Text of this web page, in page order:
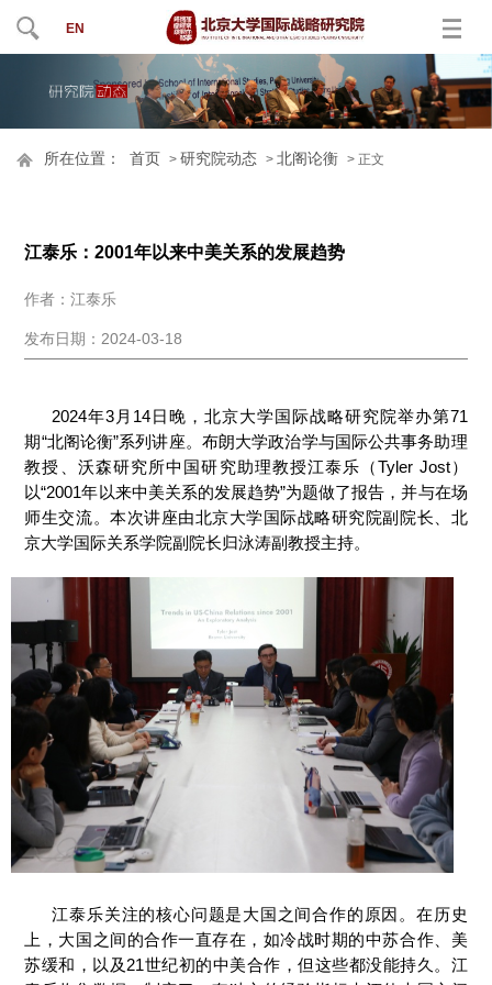
EN
所在位置： 首页 >研究院动态 >北阁论衡 > 正文
江泰乐：2001年以来中美关系的发展趋势
作者：江泰乐
发布日期：2024-03-18
2024年3月14日晚，北京大学国际战略研究院举办第71
期“北阁论衡”系列讲座。布朗大学政治学与国际公共事务助理
教授、沃森研究所中国研究助理教授江泰乐（Tyler Jost）
以“2001年以来中美关系的发展趋势”为题做了报告，并与在场
师生交流。本次讲座由北京大学国际战略研究院副院长、北
京大学国际关系学院副院长归泳涛副教授主持。
江泰乐关注的核心问题是大国之间合作的原因。在历史
上，大国之间的合作一直存在，如冷战时期的中苏合作、美
苏缓和，以及21世纪初的中美合作，但这些都没能持久。江